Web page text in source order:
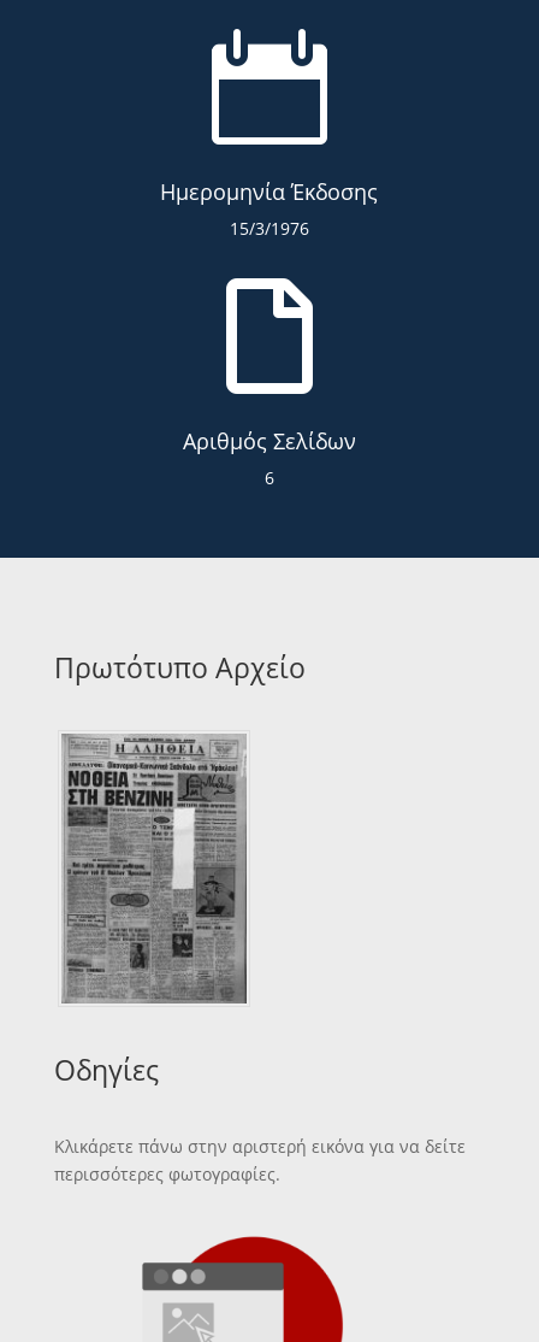

Ημερομηνία Έκδοσης
15/3/1976

Αριθμός Σελίδων
6
Πρωτότυπο Αρχείο
Οδηγίες
Κλικάρετε πάνω στην αριστερή εικόνα για να δείτε
περισσότερες φωτογραφίες.